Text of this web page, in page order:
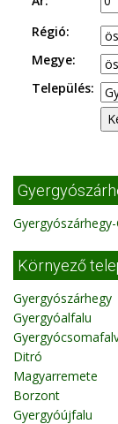
Régió:
Megye:
Település:
Környező
Gyergyószárhegy
Gyergyóalfalu
Ditró
Magyarremete
Borzont
Gyergyóújfalu